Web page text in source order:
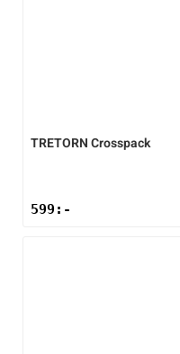
TRETORNCrosspack
599 :-